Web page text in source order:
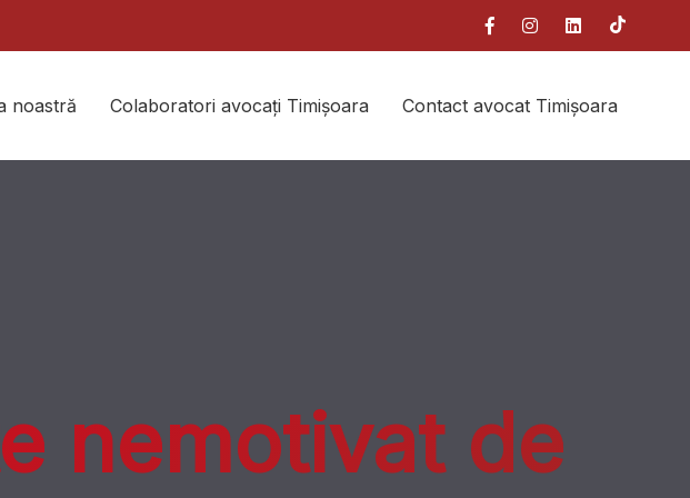
noastră Colaboratori avocați Timișoara Contact avocat Timișoara
nemotivat de